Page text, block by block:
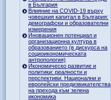
в България
Влияние на COVID-19 върху
човешкия капитал в България:
демографски и образователни
измерения
Иновационен потенциал и
организационна култура в
образованието (в дискурса на
социоикономическата
антропология)
Икономическо развитие и
политики: реалности и
перспективи. Национални и
европейски предизвикателства
на прехода към зелена
икономика